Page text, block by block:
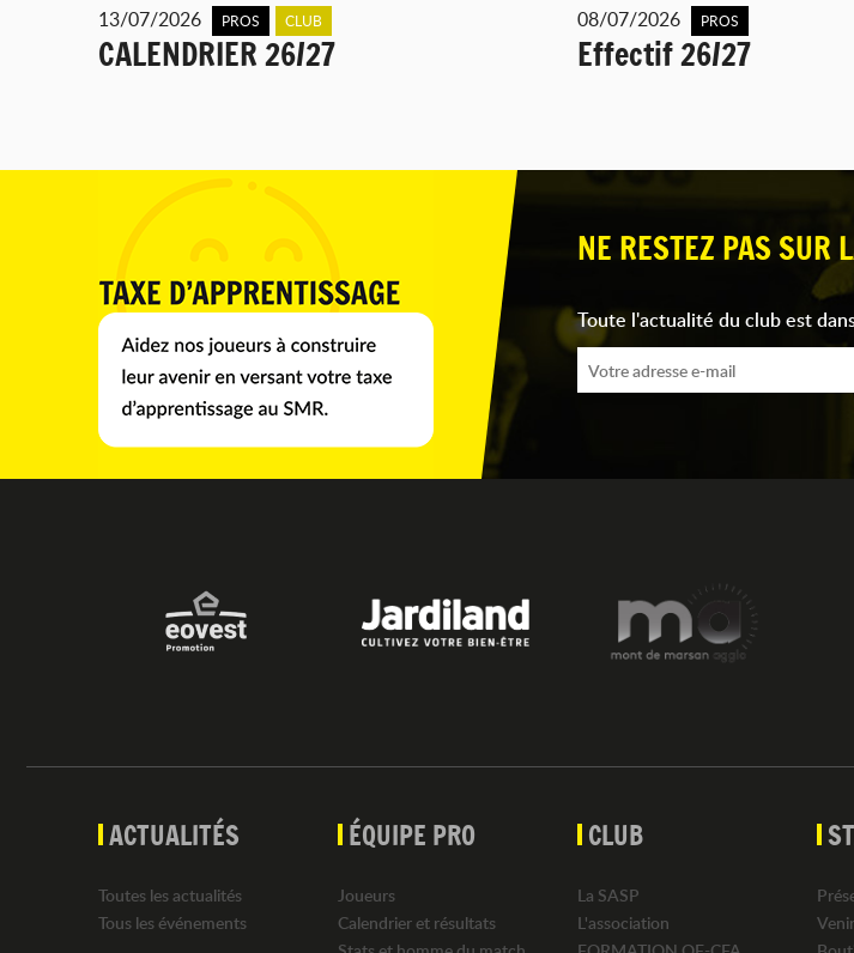
13/07/2026 PROS CLUB
CALENDRIER 26/27
08/07/2026 PROS
Effectif 26/27
NE RESTEZ PAS SUR
Toute l'actualité du club est
ACTUALITÉS
Toutes les actualités
Tous les événements
ÉQUIPE PRO
Joueurs
Calendrier et résultats
CLUB
La SASP
L'association